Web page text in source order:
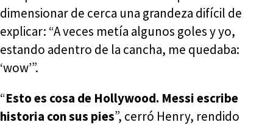
dimensionar de cerca una grandeza difícil de
explicar: “A veces metía algunos goles y yo,
estando adentro de la cancha, me quedaba:
‘wow’”.
“Esto es cosa de Hollywood. Messi escribe
historia con sus pies”, cerró Henry, rendido